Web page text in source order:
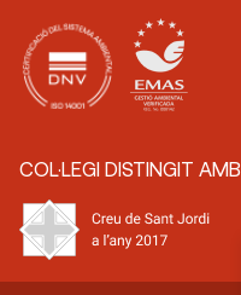
COL·LEGI DISTINGIT AMB